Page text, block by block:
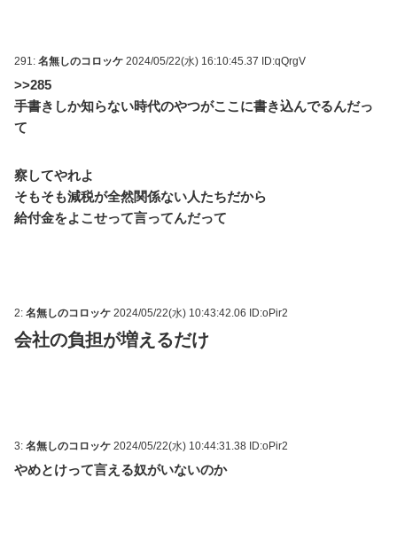
291: 名無しのコロッケ 2024/05/22(水) 16:10:45.37 ID:qQrgV
>>285
手書きしか知らない時代のやつがここに書き込んでるんだっ
て
察してやれよ
そもそも減税が全然関係ない人たちだから
給付金をよこせって言ってんだって
2: 名無しのコロッケ 2024/05/22(水) 10:43:42.06 ID:oPir2
会社の負担が増えるだけ
3: 名無しのコロッケ 2024/05/22(水) 10:44:31.38 ID:oPir2
やめとけって言える奴がいないのか